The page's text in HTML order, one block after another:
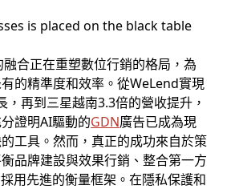
合正在重塑數位行銷的格局，為
的精準度和效率。從WeLend實現
，再到三星越南3.3倍的營收提升，
證明AI驅動的GDN廣告已成為現
工具。然而，真正的成功來自於策
品牌建設與效果行銷、整合第一方
用先進的衡量框架。在隱私保護和